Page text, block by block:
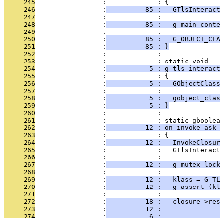
     245
                 :             : {
     246
                 :
85 :
     247
                 :             :
     248
                 :
85 :
     249
                 :             :
     250
                 :
85 :
     251
                 :
          85 : }
     252
                 :             :
     253
                 :             : static void
     254
                 :
5 :
     255
                 :             : {
     256
                 :
5 :
     257
                 :             :
     258
                 :
5 :
     259
                 :
           5 : }
     260
                 :             :
     261
:             : static
     262
                 :
12 :
     263
                 :             : {
     264
                 :
12 :
     265
:             :
     266
                 :             :
     267
                 :
12 :
     268
                 :             :
     269
                 :
12 :   klass =
     270
                 :
12 :   g_assert
     271
                 :             :
     272
                 :
18 :   closure-
     273
                 :
12 :
     274
                 :
6 :